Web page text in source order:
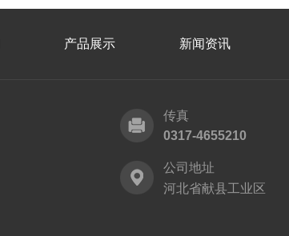
产品展示 新闻资讯
传真
0317-4655210
公司地址
河北省献县工业区